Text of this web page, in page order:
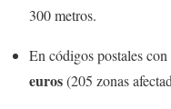
300 metros.
En códigos postales con
euros(205 zonas